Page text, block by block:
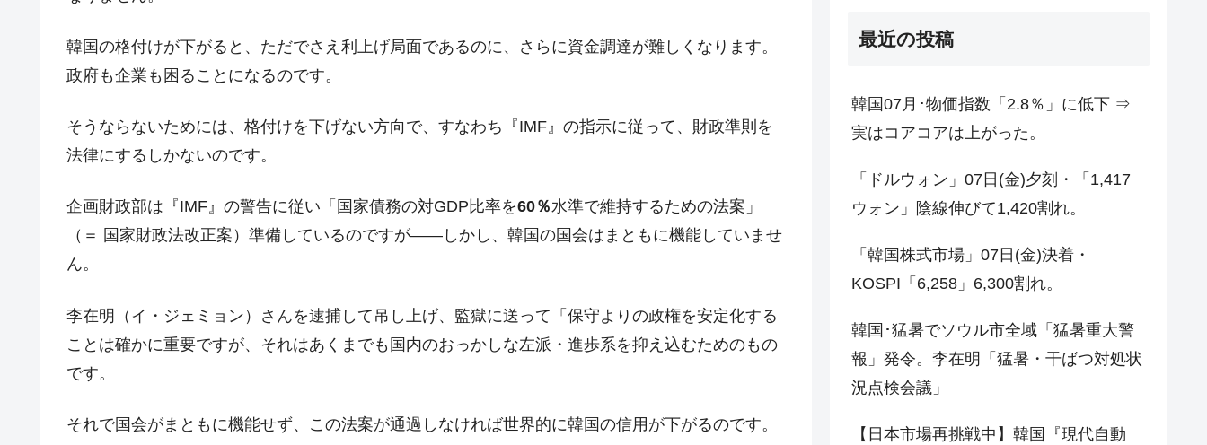
発動！
『Money1』 IT産業は人を雇用する効果は低い。全産業の半分未満しか雇用を生まない
Fact1 日本の誇る海洋資源調査船『白嶺』は先進技術の塊！
Fact1 今話題の「楽天ライオンズ」とは？
Fact1 平成仮面ライダーの意外すぎるモチーフとは？
Fact1 発表から2日で大崩壊、鳴かず飛ばずに終わりそうなスーパーリーグとは？
Fact1
甲子園通算本塁打、最多の清原に次いで多く打っている意外な選手とは？
韓国の格付けが下がると、ただでさえ利上げ局面であるのに、さらに資金調達が難しくなります。
政府も企業も困ることになるのです。
そうならないためには、格付けを下げない方向で、すなわち『IMF』の指示に従って、財政準則を
法律にするしかないのです。
企画財政部は『IMF』の警告に従い「国家債務の対GDP比率を60％水準で維持するための法案」
（＝ 国家財政法改正案）準備しているのですが――しかし、韓国の国会はまともに機能していませ
ん。
李在明（イ・ジェミョン）さんを逮捕して吊し上げ、監獄に送って「保守よりの政権を安定化する
ことは確かに重要ですが、それはあくまでも国内のおっかしな左派・進歩系を抑え込むためのもの
です。
それで国会がまともに機能せず、この法案が通過しなければ世界的に韓国の信用が下がるのです。
最近の投稿
韓国07月･物価指数「2.8％」に低下 ⇒
実はコアコアは上がった。
「ドルウォン」07日(金)夕刻・「1,417
ウォン」陰線伸びて1,420割れ。
「韓国株式市場」07日(金)決着・
KOSPI「6,258」6,300割れ。
韓国･猛暑でソウル市全域「猛暑重大警
報」発令。李在明「猛暑・干ばつ対処状
況点検会議」
【日本市場再挑戦中】韓国『現代自動